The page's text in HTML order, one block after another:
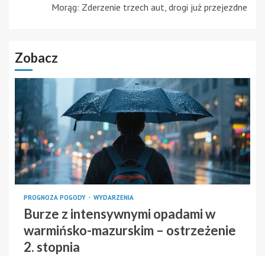
Morąg: Zderzenie trzech aut, drogi już przejezdne
Zobacz
PROGNOZA POGODY WYDARZENIA
Burze z intensywnymi opadami w
warmińsko-mazurskim – ostrzeżenie
2. stopnia